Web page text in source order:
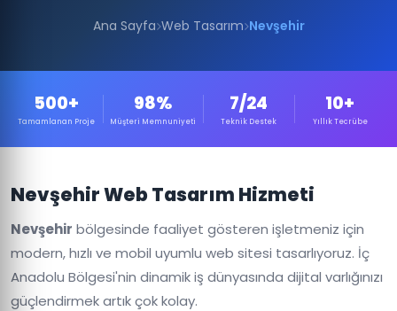
Ana Sayfa Web Tasarım Nevşehir
500+
Tamamlanan Proje
98%
Müşteri Memnuniyeti
7/24
Teknik Destek
10+
Yıllık Tecrübe
Nevşehir Web Tasarım Hizmeti
Nevşehir bölgesinde faaliyet gösteren işletmeniz için
modern, hızlı ve mobil uyumlu web sitesi tasarlıyoruz. İç
Anadolu Bölgesi'nin dinamik iş dünyasında dijital varlığınızı
güçlendirmek artık çok kolay.